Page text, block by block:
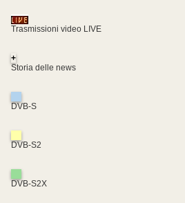
Trasmissioni video LIVE
+
Storia delle news
DVB-S
DVB-S2
DVB-S2X